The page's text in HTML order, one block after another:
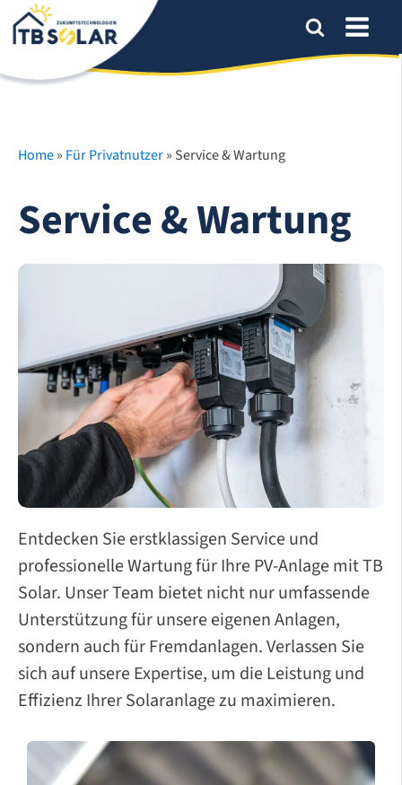
Home» Für Privatnutzer» Service & Wartung
Service & Wartung
Entdecken Sie erstklassigen Service und
professionelle Wartung für Ihre PV-Anlage mit TB
Solar. Unser Team bietet nicht nur umfassende
Unterstützung für unsere eigenen Anlagen,
sondern auch für Fremdanlagen. Verlassen Sie
sich auf unsere Expertise, um die Leistung und
Effizienz Ihrer Solaranlage zu maximieren.